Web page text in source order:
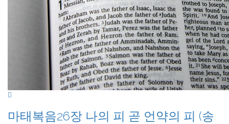
마태복음26장 나의 피 곧 언약의 피 (송